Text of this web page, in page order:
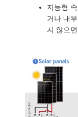
지능형
거나 내
지 않으